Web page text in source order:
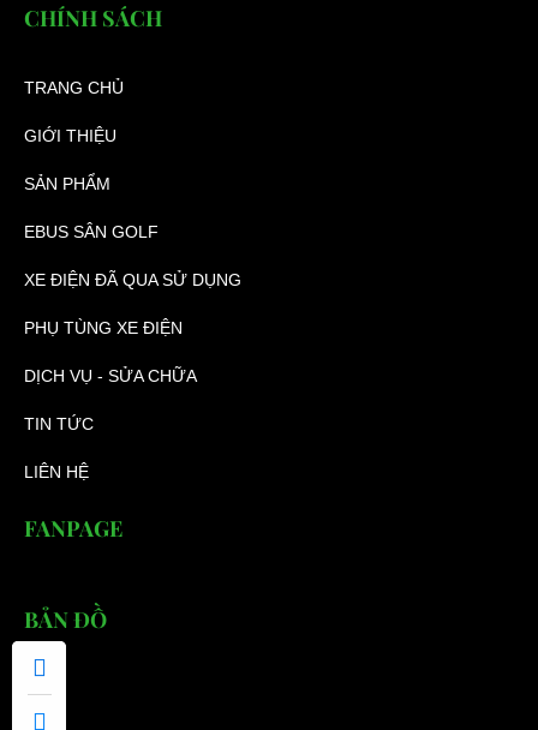
CHÍNH SÁCH
TRANG CHỦ
GIỚI THIỆU
SẢN PHẨM
EBUS SÂN GOLF
XE ĐIỆN ĐÃ QUA SỬ DỤNG
PHỤ TÙNG XE ĐIỆN
DỊCH VỤ - SỬA CHỮA
TIN TỨC
LIÊN HỆ
FANPAGE
BẢN ĐỒ